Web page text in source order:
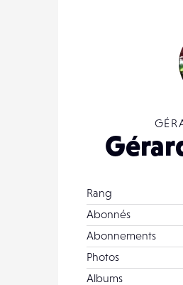
Rang
Abonnés
Abonnements
Photos
Albums